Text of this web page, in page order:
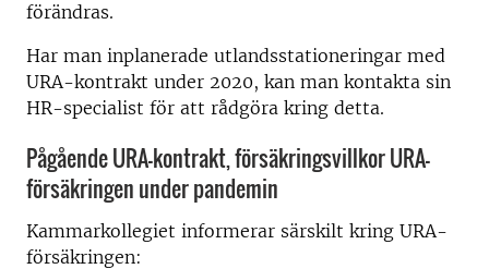
förändras.
Har man inplanerade utlandsstationeringar med
URA-kontrakt under 2020, kan man kontakta sin
HR-specialist för att rådgöra kring detta.
Pågående URA-kontrakt, försäkringsvillkor URA-
försäkringen under pandemin
Kammarkollegiet informerar särskilt kring URA-
försäkringen: